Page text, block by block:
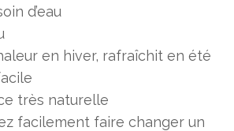
d’eau
en hiver, rafraîchit en été
très naturelle
facilement faire changer un